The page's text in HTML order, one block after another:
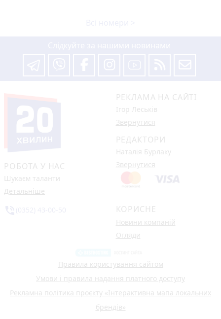
РОБОТА У НАС
Шукаєм таланти
Детальніше
РЕКЛАМА НА САЙТІ
Ігор Леськів
Звернутися
РЕДАКТОРИ
Наталія Бурлаку
Звернутися
КОРИСНЕ
Новини компаній
Огляди
Правила користування сайтом
Умови і правила надання платного доступу
Рекламна політика проєкту «Інтерактивна мапа локальних
брендів»